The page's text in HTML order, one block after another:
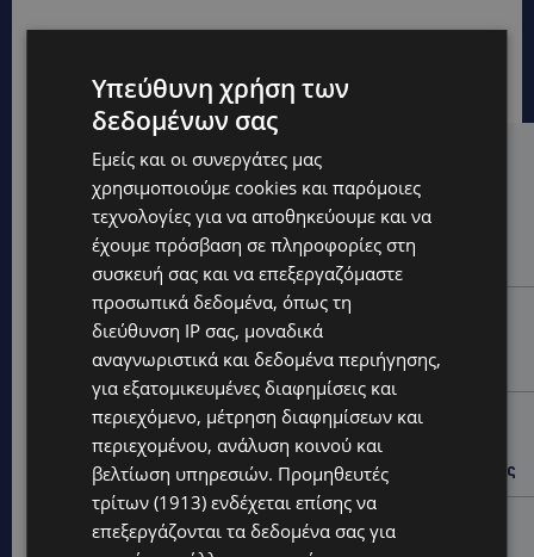
Hot this week
UPDATES
VIRAL: Κοράκι πήρε στο κυνήγι γυναίκα – Η
απρόσμενη επίθεση καταγράφηκε σε βίντεο
UPDATES
ΕΤΟΙΜΑΣΤΕΙΤΕ ΓΙΑ ΚΑΘΥΣΤΕΡΗΣΕΙΣ: Κλειστή λωρίδα
στον αυτοκινητόδρομο Αμμοχώστου – Λάρνακας
UPDATES
ΙΣΑΑΚ-ΣΟΛΩΜΟΥ: Κλείνουν συμβολικά οδοφράγματα
την Παρασκευή – Πού και τι ώρα θα γίνουν οι δράσεις
UPDATES
Υπεύθυνη χρήση των
δεδομένων σας
Εμείς και οι συνεργάτες μας
χρησιμοποιούμε cookies και παρόμοιες
τεχνολογίες για να αποθηκεύουμε και να
έχουμε πρόσβαση σε πληροφορίες στη
συσκευή σας και να επεξεργαζόμαστε
προσωπικά δεδομένα, όπως τη
διεύθυνση IP σας, μοναδικά
αναγνωριστικά και δεδομένα περιήγησης,
για εξατομικευμένες διαφημίσεις και
περιεχόμενο, μέτρηση διαφημίσεων και
περιεχομένου, ανάλυση κοινού και
βελτίωση υπηρεσιών. Προμηθευτές
τρίτων (1913) ενδέχεται επίσης να
επεξεργάζονται τα δεδομένα σας για